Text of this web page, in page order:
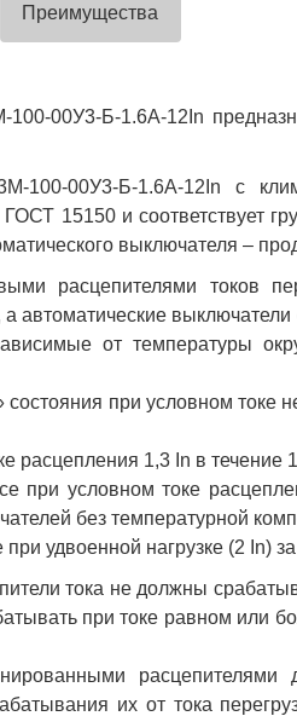
Преимущества
00У3-Б-1.6А-12In
100-00У3-Б-1.6А-12In с
ГОСТ 15150 и соответствует
выключателя –
расцепителями токов
автоматические
от температуры
при условном токе
расцепления 1,3 In в течение
при условном токе
без температурной
удвоенной нагрузке (2 In)
тока не должны
при токе равном или
расцепителями
их от тока